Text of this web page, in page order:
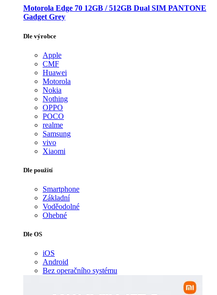
Motorola Edge 70 12GB / 512GB Dual SIM PANTONE
Gadget Grey
Dle výrobce
Apple
CMF
Huawei
Motorola
Nokia
Nothing
OPPO
POCO
realme
Samsung
vivo
Xiaomi
Dle použití
Smartphone
Základní
Voděodolné
Ohebné
Dle OS
iOS
Android
Bez operačního systému